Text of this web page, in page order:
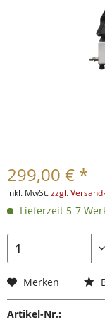
299,00 € *
inkl. MwSt.zzgl.
Lieferzeit 5-7
Merken
Artikel-Nr.: